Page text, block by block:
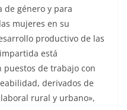
de género y para
mujeres en su
productivo de las
está
de trabajo con
derivados de
rural y urbano»,